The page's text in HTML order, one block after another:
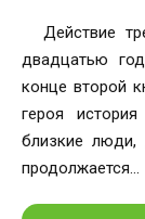
Действие
двадцатью
конце второй
героя
близкие люди,
продолжается...